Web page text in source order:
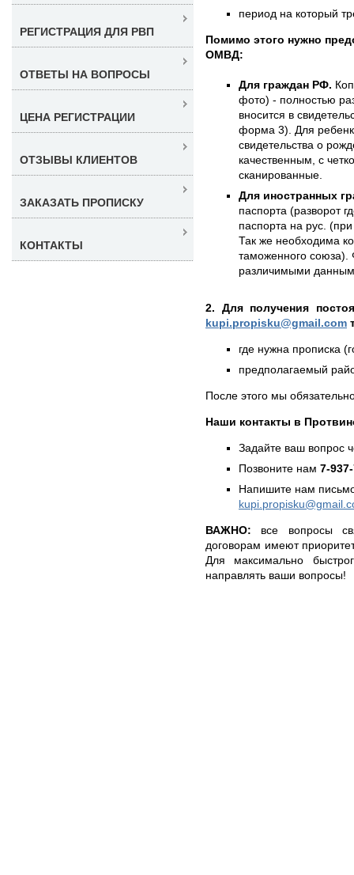
период на который
Помимо этого нужно
ОМВД:
Для граждан РФ.
фото) - полностью
вносится в
форма 3). Для
свидетельства о
качественным, с
сканированные.
Для иностранных
паспорта (разворот
паспорта на рус.
Так же необходима
таможенного союза).
различимыми
2. Для получения
kupi.propisku@gmail.com
где нужна прописка
предполагаемый
После этого мы
Наши контакты в
Задайте ваш вопрос
Позвоните нам 7-
Напишите нам
ВАЖНО: все вопросы
договорам имеют
Для максимально
направлять ваши вопросы!
РЕГИСТРАЦИЯ ДЛЯ РВП
ОТВЕТЫ НА ВОПРОСЫ
ЦЕНА РЕГИСТРАЦИИ
ОТЗЫВЫ КЛИЕНТОВ
ЗАКАЗАТЬ ПРОПИСКУ
КОНТАКТЫ